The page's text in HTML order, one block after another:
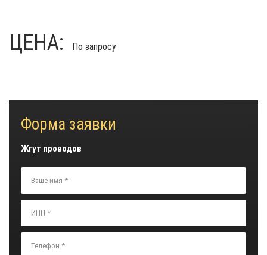
ЦЕНА: По запросу
Форма заявки
Жгут проводов